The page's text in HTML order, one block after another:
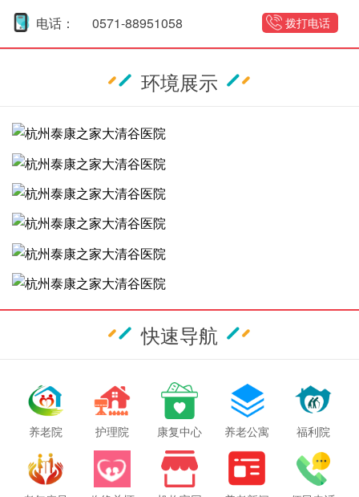
电话：
拨打电话
0571-88951058
环境展示
快速导航
养老院 护理院 康复中心 养老公寓 福利院